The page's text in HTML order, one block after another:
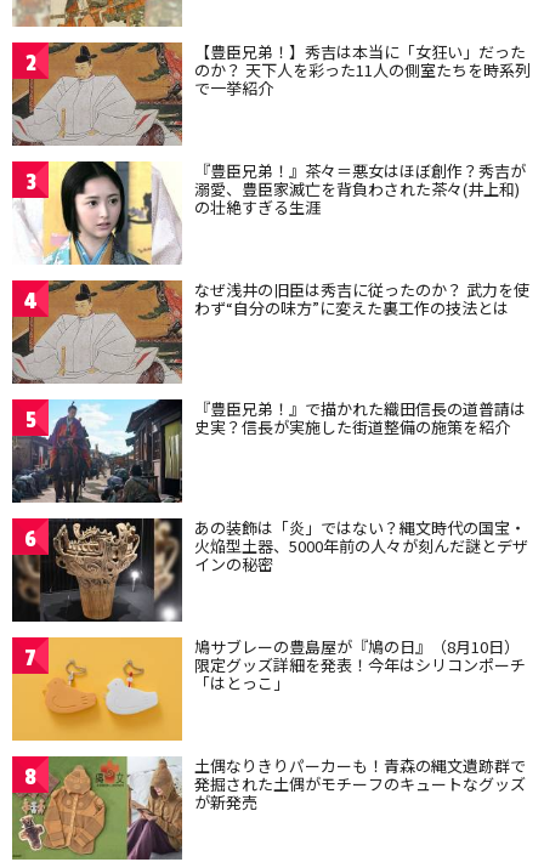
2 【豊臣兄弟！】秀吉は本当に「女狂い」だった
のか？ 天下人を彩った11人の側室たちを時系列
で一挙紹介
3 『豊臣兄弟！』茶々＝悪女はほぼ創作？秀吉が
溺愛、豊臣家滅亡を背負わされた茶々(井上和)
の壮絶すぎる生涯
4 なぜ浅井の旧臣は秀吉に従ったのか？ 武力を使
わず“自分の味方”に変えた裏工作の技法とは
5 『豊臣兄弟！』で描かれた織田信長の道普請は
史実？信長が実施した街道整備の施策を紹介
6 あの装飾は「炎」ではない？縄文時代の国宝・
火焔型土器、5000年前の人々が刻んだ謎とデザ
インの秘密
7 鳩サブレーの豊島屋が『鳩の日』（8月10日）
限定グッズ詳細を発表！今年はシリコンポーチ
「はとっこ」
8 土偶なりきりパーカーも！青森の縄文遺跡群で
発掘された土偶がモチーフのキュートなグッズ
が新発売